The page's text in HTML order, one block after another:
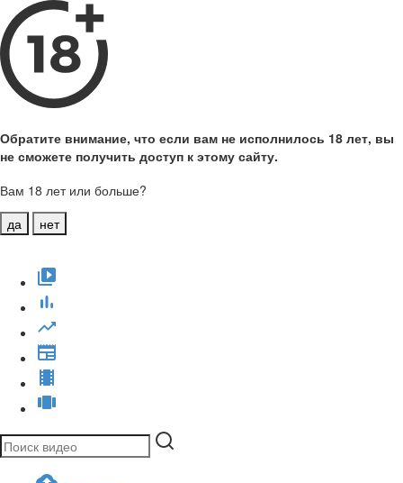
Обратите внимание, что если вам не исполнилось 18 лет, вы
не сможете получить доступ к этому сайту.
Вам 18 лет или больше?
да
нет